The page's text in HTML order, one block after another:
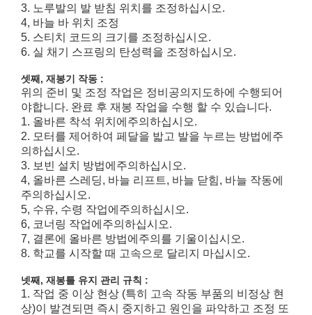
3. 노루발의 발 받침 위치를 조정하십시오.
4, 바늘 바 위치 조정
5. 스티치 코드의 크기를 조정하십시오.
6. 실 채기 스프링의 탄성력을 조정하십시오.
셋째, 재봉기 작동 :
위의 준비 및 조정 작업은 정비공의지도하에 수행되어
야합니다. 완료 후 재봉 작업을 수행 할 수 있습니다.
1. 올바른 착석 위치에주의하십시오.
2. 모터를 제어하여 페달을 밟고 발을 누르는 방법에주
의하십시오.
3. 보빈 설치 방법에주의하십시오.
4, 올바른 스레딩, 바늘 리프트, 바늘 닫힘, 바늘 작동에
주의하십시오.
5, 수유, 수령 작업에주의하십시오.
6, 코너링 작업에주의하십시오.
7, 결론에 올바른 방법에주의를 기울이십시오.
8. 학교를 시작할 때 고속으로 달리지 마십시오.
넷째, 재봉틀 유지 관리 규칙 :
1. 작업 중 이상 현상 (특히 고속 작동 부품의 비정상 현
상)이 발견되면 즉시 중지하고 원인을 파악하고 조정 또